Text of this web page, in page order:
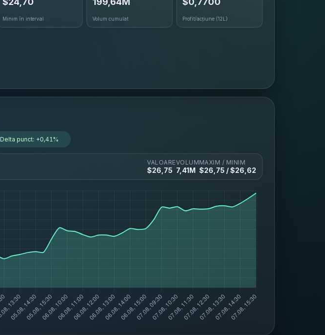
Minim în interval Volum cumulat Profit/acțiune (12L)
Delta punct: +0,41%
VALOARE
$26,75
VOLUM
7,41M
MAXIM / MINIM
$26,75 / $26,62